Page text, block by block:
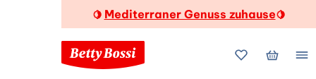
🍋 Mediterraner Genuss zuhause🍋
MeineMein